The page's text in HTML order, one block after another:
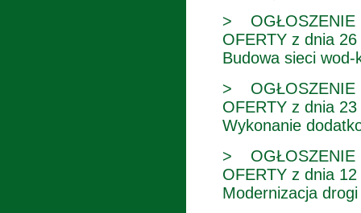
>
OFERTY z dnia
Budowa sieci
>
OFERTY z dnia
Wykonanie
>
OFERTY z dnia
Modernizacja